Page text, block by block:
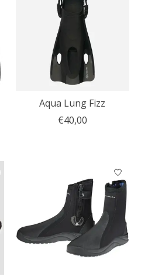
Aqua Lung Fizz
€40,00